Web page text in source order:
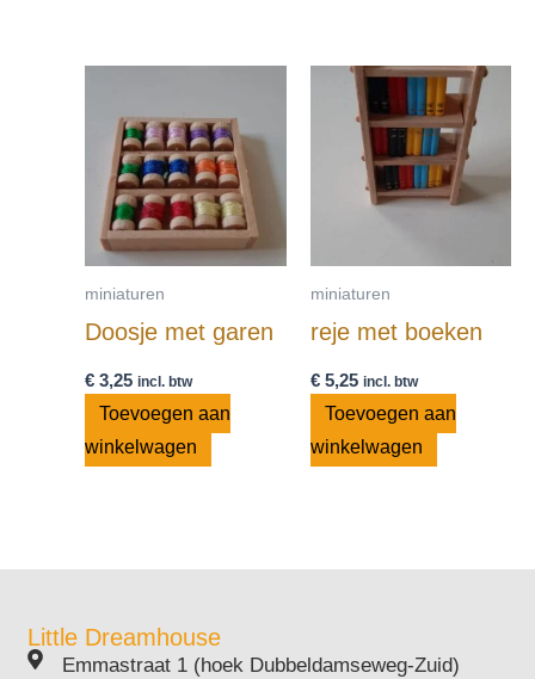
miniaturen
Doosje met garen
€ 3,25 incl. btw
Toevoegen aan
winkelwagen
miniaturen
reje met boeken
€5,25 incl. btw
Toevoegen aan
winkelwagen
Little Dreamhouse
Emmastraat 1 (hoek Dubbeldamseweg-Zuid)